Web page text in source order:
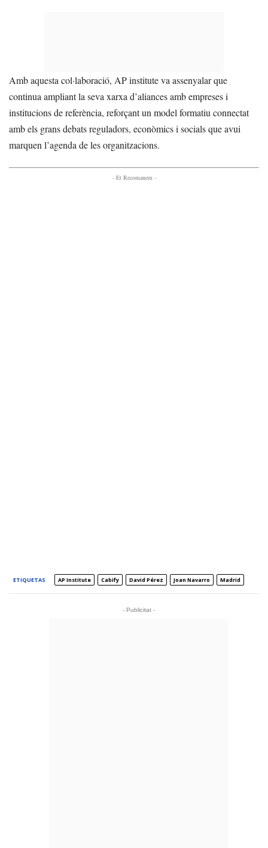
Amb aquesta col·laboració, AP institute va assenyalar que
continua ampliant la seva xarxa d’aliances amb empreses i
institucions de referència, reforçant un model formatiu connectat
amb els grans debats reguladors, econòmics i socials que avui
marquen l’agenda de les organitzacions.
- Et Recomanem -
ETIQUETAS AP Institute Cabify David Pérez Joan Navarro Madrid
- Publicitat -